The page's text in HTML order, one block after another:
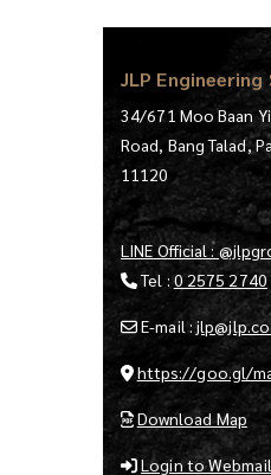
JLP
34/671 Moo Baan
Road, Bang Talad,
11120
LINE Official :
Tel :0 2575 2740
E-mail :
https://goo.gl/
Download Map
Login to Webmail